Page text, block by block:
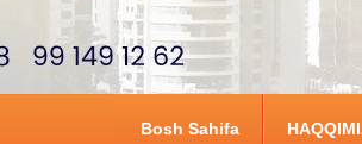
Bosh Sahifa